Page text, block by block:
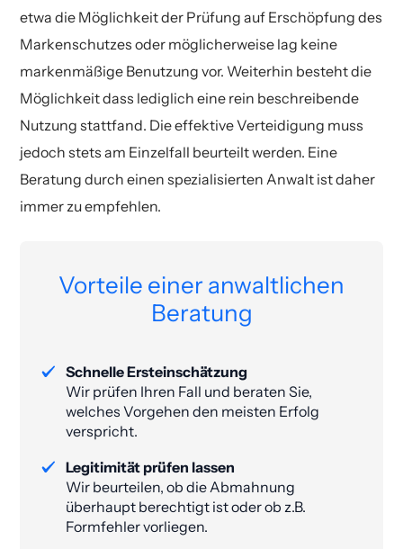
etwa die Möglichkeit der Prüfung auf Erschöpfung des
Markenschutzes oder möglicherweise lag keine
markenmäßige Benutzung vor. Weiterhin besteht die
Möglichkeit dass lediglich eine rein beschreibende
Nutzung stattfand. Die effektive Verteidigung muss
jedoch stets am Einzelfall beurteilt werden. Eine
Beratung durch einen spezialisierten Anwalt ist daher
immer zu empfehlen.
Vorteile einer anwaltlichen
Beratung
Schnelle Ersteinschätzung
Wir prüfen Ihren Fall und beraten Sie,
welches Vorgehen den meisten Erfolg
verspricht.
Legitimität prüfen lassen
Wir beurteilen, ob die Abmahnung
überhaupt berechtigt ist oder ob z.B.
Formfehler vorliegen.